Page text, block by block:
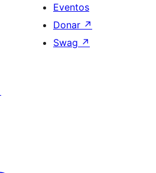
Eventos
Donar ↗
Swag ↗